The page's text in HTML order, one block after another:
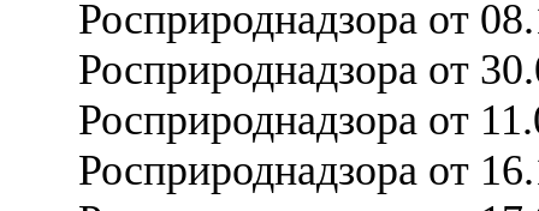
Росприроднадзора от
Росприроднадзора от
Росприроднадзора от
Росприроднадзора от